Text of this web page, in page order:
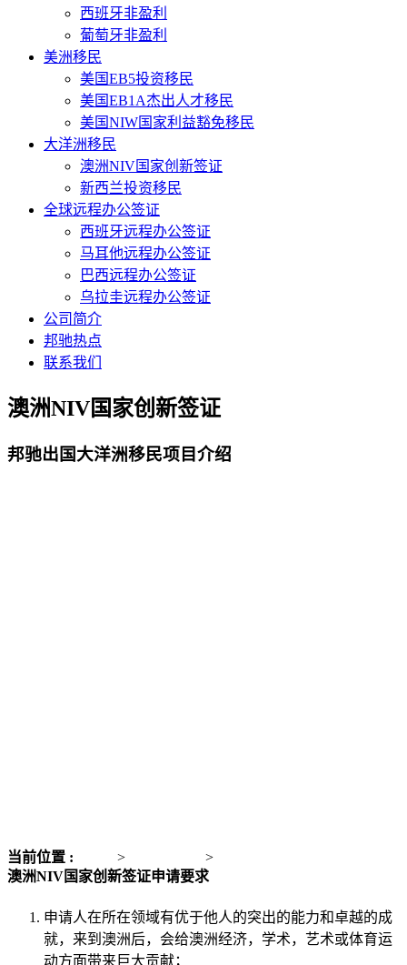
西班牙非盈利
葡萄牙非盈利
美洲移民
美国EB5投资移民
美国EB1A杰出人才移民
美国NIW国家利益豁免移民
大洋洲移民
澳洲NIV国家创新签证
新西兰投资移民
全球远程办公签证
西班牙远程办公签证
马耳他远程办公签证
巴西远程办公签证
乌拉圭远程办公签证
公司简介
邦驰热点
联系我们
澳洲NIV国家创新签证
邦驰出国大洋洲移民项目介绍
当前位置 : > >
澳洲NIV国家创新签证申请要求
申请人在所在领域有优于他人的突出的能力和卓越的成
就，来到澳洲后，会给澳洲经济，学术，艺术或体育运
动方面带来巨大贡献；